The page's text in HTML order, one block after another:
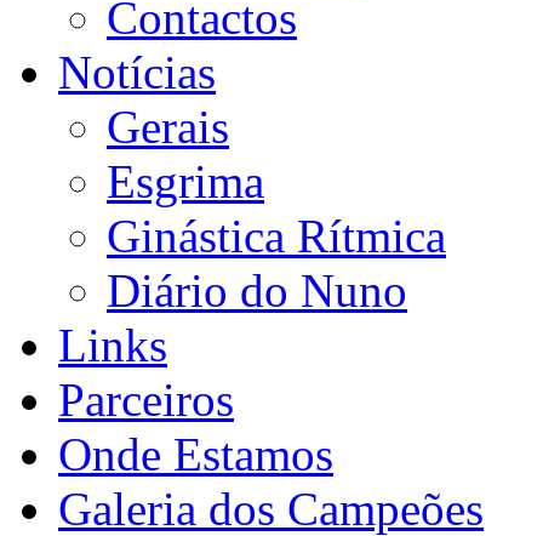
Contactos
Notícias
Gerais
Esgrima
Ginástica Rítmica
Diário do Nuno
Links
Parceiros
Onde Estamos
Galeria dos Campeões